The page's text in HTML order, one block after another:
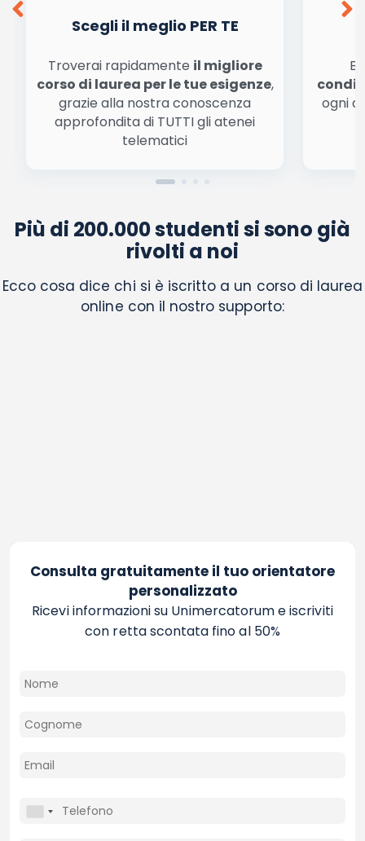
Scegli il meglio PER TE
Troverai rapidamente il migliore
corso di laurea per le tue esigenze,
grazie alla nostra conoscenza
approfondita di TUTTI gli atenei
telematici
ogni
Più di 200.000 studenti si sono già
rivolti a noi
Ecco cosa dice chi si è iscritto a un corso di laurea
online con il nostro supporto:
Consulta gratuitamente il tuo orientatore
personalizzato
Ricevi informazioni su Unimercatorum e iscriviti
con retta scontata fino al 50%